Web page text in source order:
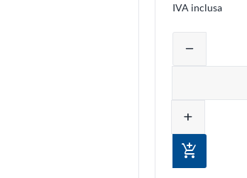
IVA inclusa
remove
add
add_shopping_cart